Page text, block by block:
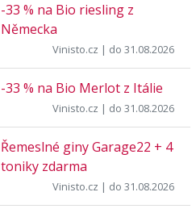
-33 % na Bio riesling z
Německa
Vinisto.cz | do 31.08.2026
-33 % na Bio Merlot z Itálie
Vinisto.cz | do 31.08.2026
Řemeslné giny Garage22 + 4
toniky zdarma
Vinisto.cz | do 31.08.2026